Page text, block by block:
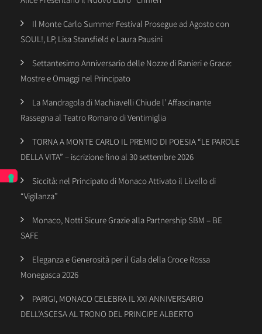
Il Monte Carlo Summer Festival Prosegue ad Agosto con
SOUL!, LP, Lisa Stansfield e Laura Pausini
Settantesimo Anniversario delle Nozze di Ranieri e Grace:
Mostre e Omaggi nel Principato
La Mandragola di Machiavelli Chiude l’ Affascinante
Rassegna al Teatro Romano di Ventimiglia
TORNA A MONTE CARLO IL PREMIO DI POESIA “LE PAROLE
DELLA VITA” – iscrizione fino al 30 settembre 2026
Siccità: nel Principato di Monaco Attivato il Livello di
“Vigilanza”
Monaco, Notti Sicure Grazie alla Partnership SBM – BE
SAFE
Eleganza e Generosità per il Gala della Croce Rossa
Monegasca 2026
PARIGI, MONACO CELEBRA IL XXI ANNIVERSARIO
DELL’ASCESA AL TRONO DEL PRINCIPE ALBERTO